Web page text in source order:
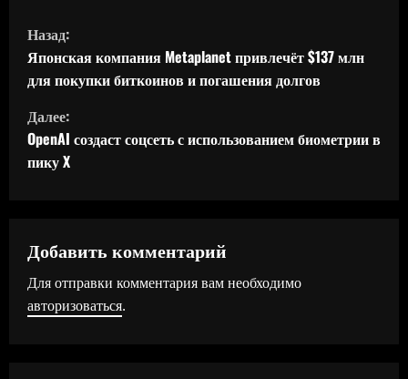
П
р
о
д
о
ж
и
Назад:
Японская компания Metaplanet привлечёт $137 млн
для покупки биткоинов и погашения долгов
Далее:
OpenAI создаст соцсеть с использованием биометрии в
пику X
Добавить комментарий
Для отправки комментария вам необходимо
авторизоваться.